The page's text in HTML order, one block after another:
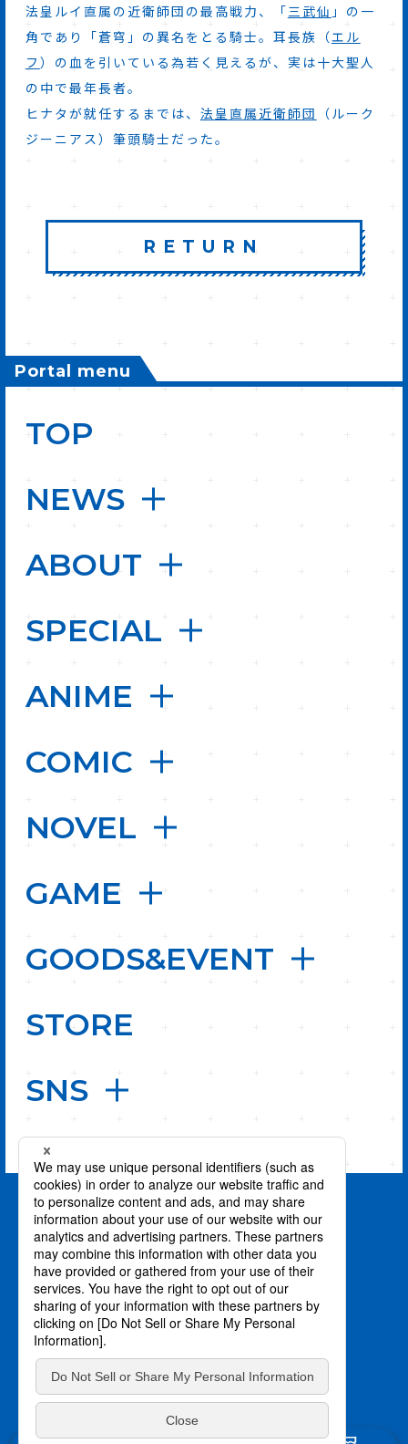
法皇ルイ直属の近衛師団の最高戦力、「三武仙 」の一
角であり「蒼穹」の異名をとる騎士。耳長族（エル
フ ）の血を引いている為若く見えるが、実は十大聖人
の中で最年長者。
ヒナタが就任するまでは、 法皇直属近衛師団
（ルーク
ジーニアス）筆頭騎士だった。
RETURN
Portal menu
TOP
NEWS
ABOUT
SPECIAL
ANIME
COMIC
NOVEL
GAME
GOODS&EVENT
STORE
SNS
PAGE TOP
©柴・伏瀬・講談社／転スラ日記製作委員会